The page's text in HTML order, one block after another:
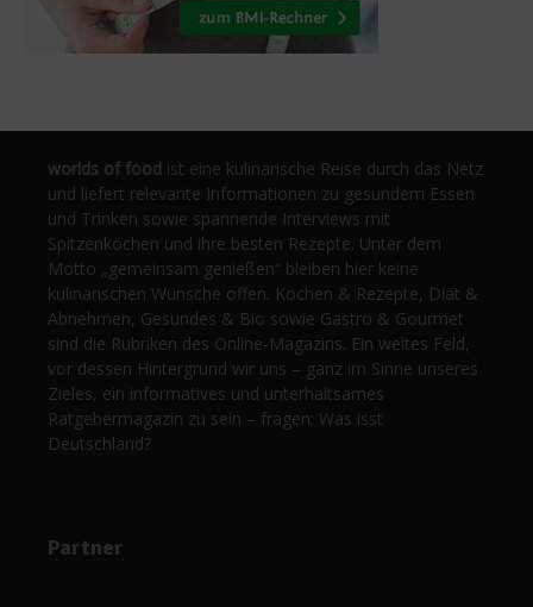
worlds of food ist eine kulinarische Reise durch das Netz
und liefert relevante Informationen zu gesundem Essen
und Trinken sowie spannende Interviews mit
Spitzenköchen und ihre besten Rezepte. Unter dem
Motto „gemeinsam genießen“ bleiben hier keine
kulinarischen Wünsche offen. Kochen & Rezepte, Diät &
Abnehmen, Gesundes & Bio sowie Gastro & Gourmet
sind die Rubriken des Online-Magazins. Ein weites Feld,
vor dessen Hintergrund wir uns – ganz im Sinne unseres
Zieles, ein informatives und unterhaltsames
Ratgebermagazin zu sein – fragen: Was isst
Deutschland?
Partner